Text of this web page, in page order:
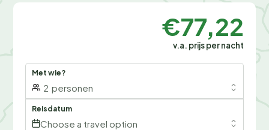
€77,22
v.a. prijs per nacht
Met wie?
2 personen
Reisdatum
Choose a travel option